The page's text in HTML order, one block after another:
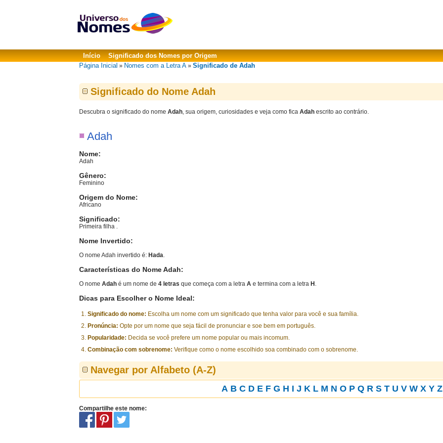
Início
Significado dos Nomes por Origem
Página Inicial » Nomes com a Letra A » Significado de Adah
Significado do Nome Adah
Descubra o significado do nome Adah, sua origem, curiosidades e veja como fica Adah escrito ao contrário.
Adah
Nome:
Adah
Gênero:
Feminino
Origem do Nome:
Africano
Significado:
Primeira filha .
Nome Invertido:
O nome Adah invertido é: Hada.
Características do Nome Adah:
O nome Adah é um nome de 4 letras que começa com a letra A e termina com a letra H .
Dicas para Escolher o Nome Ideal:
Significado do nome: Escolha um nome com um significado que tenha valor para você e sua família.
Pronúncia: Opte por um nome que seja fácil de pronunciar e soe bem em português.
Popularidade: Decida se você prefere um nome popular ou mais incomum.
Combinação com sobrenome: Verifique como o nome escolhido soa combinado com o sobrenome.
Navegar por Alfabeto (A-Z)
A B C D E F G H I J K L M N O P Q R S T U V W X Y Z
Compartilhe este nome: